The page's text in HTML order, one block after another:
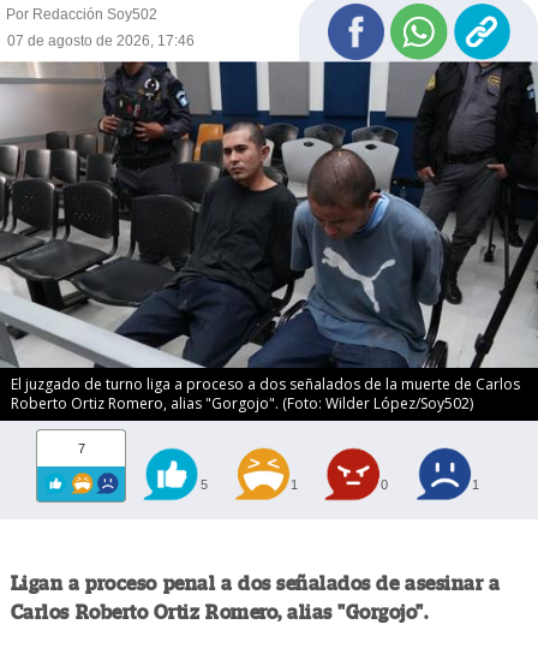
Por Redacción Soy502
07 de agosto de 2026, 17:46
El juzgado de turno liga a proceso a dos señalados de la muerte de Carlos
Roberto Ortiz Romero, alias "Gorgojo". (Foto: Wilder López/Soy502)
7
5 1 0 1
Ligan a proceso penal a dos señalados de asesinar a
Carlos Roberto Ortiz Romero, alias "Gorgojo".